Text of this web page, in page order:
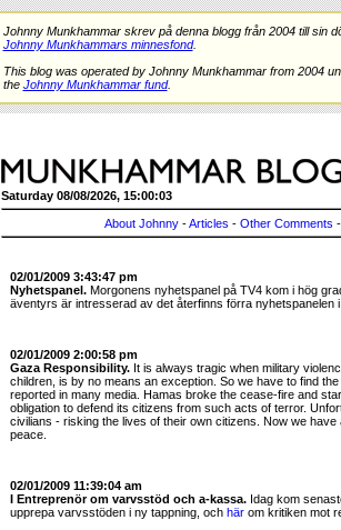
Johnny Munkhammar skrev på denna blogg från 2004 till sin
Johnny Munkhammars minnesfond.
This blog was operated by Johnny Munkhammar from 2004
the Johnny Munkhammar fund.
Saturday 08/08/2026, 15:00:03
About Johnny -Articles - Other Comments -
02/01/2009 3:43:47 pm
Nyhetspanel. Morgonens nyhetspanel på TV4 kom i hög
äventyrs är intresserad av det återfinns förra nyhetspanelen
02/01/2009 2:00:58 pm
Gaza Responsibility. It is always tragic when military
children, is by no means an exception. So we have to find
reported in many media. Hamas broke the cease-fire and
obligation to defend its citizens from such acts of terror.
civilians - risking the lives of their own citizens. Now we
peace.
02/01/2009 11:39:04 am
I Entreprenör om varvsstöd och a-kassa. Idag kom
upprepa varvsstöden i ny tappning, och här om kritiken mot